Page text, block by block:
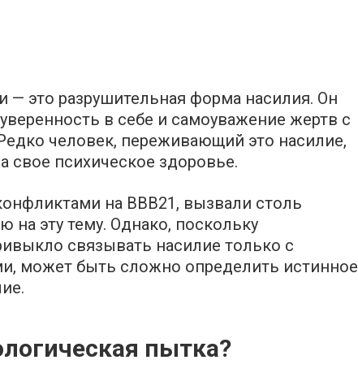
— это разрушительная форма насилия. Он
в себе и самоуважение жертв с
человек, переживающий это насилие,
свое психическое здоровье.
на BBB21, вызвали столь
на эту тему. Однако, поскольку
связывать насилие только с
может быть сложно определить истинное
пытка?